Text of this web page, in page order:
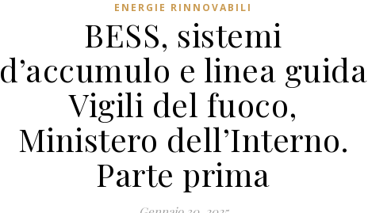
ENERGIE RINNOVABILI
BESS, sistemi
d’accumulo e linea guida
Vigili del fuoco,
Ministero dell’Interno.
Parte prima